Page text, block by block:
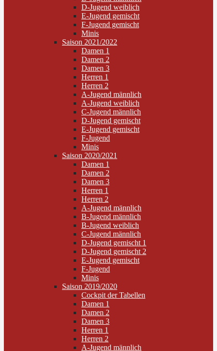
D-Jugend weiblich
E-Jugend gemischt
F-Jugend gemischt
Minis
Saison 2021/2022
Damen 1
Damen 2
Damen 3
Herren 1
Herren 2
A-Jugend männlich
A-Jugend weiblich
C-Jugend männlich
D-Jugend gemischt
E-Jugend gemischt
F-Jugend
Minis
Saison 2020/2021
Damen 1
Damen 2
Damen 3
Herren 1
Herren 2
A-Jugend männlich
B-Jugend männlich
B-Jugend weiblich
C-Jugend männlich
D-Jugend gemischt 1
D-Jugend gemischt 2
E-Jugend gemischt
F-Jugend
Minis
Saison 2019/2020
Cockpit der Tabellen
Damen 1
Damen 2
Damen 3
Herren 1
Herren 2
A-Jugend männlich